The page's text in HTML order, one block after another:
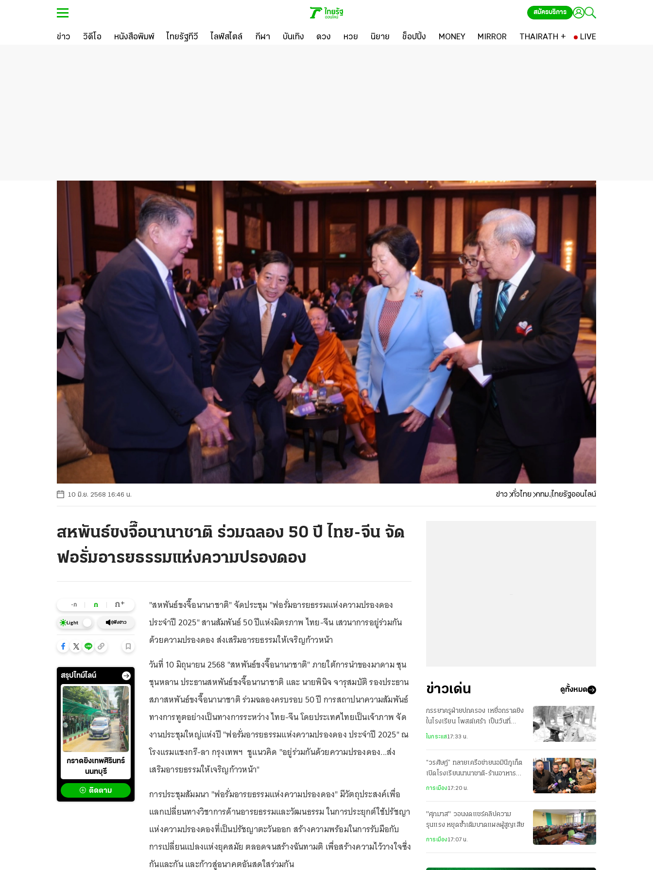
สมัครบริการ
ข่าว วิดีโอ หนังสือพิมพ์ ไทยรัฐทีวี ไลฟ์สไตล์ กีฬา บันเทิง ดวง หวย นิยาย ช็อปปิ้ง MONEY MIRROR THAIRATH + LIVE
10 มิ.ย. 2568 16:46 น. ข่าว ทั่วไทย กทม.ไทยรัฐออนไลน์
สหพันธ์ขงจื๊อนานาชาติ ร่วมฉลอง 50 ปี ไทย-จีน จัด
ฟอรั่มอารยธรรมแห่งความปรองดอง
-ก ก ก+
Light ฟังข่าว
สรุปไทม์ไลน์
กราดยิงเทพศิรินทร์
นนทบุรี
ติดตาม
"สหพันธ์ขงจื๊อนานาชาติ" จัดประชุม "ฟอรั่มอารยธรรมแห่งความปรองดอง
ประจำปี 2025" สานสัมพันธ์ 50 ปีแห่งมิตรภาพ ไทย-จีน เสวนาการอยู่ร่วมกัน
ด้วยความปรองดอง ส่งเสริมอารยธรรมให้เจริญก้าวหน้า
วันที่ 10 มิถุนายน 2568 "สหพันธ์ขงจื๊อนานาชาติ" ภายใต้การนำของมาดาม ซุน
ชุนหลาน ประธานสหพันธ์ขงจื๊อนานาชาติ และ นายพินิจ จารุสมบัติ รองประธาน
สภาสหพันธ์ขงจื๊อนานาชาติ ร่วมฉลองครบรอบ 50 ปี การสถาปนาความสัมพันธ์
ทางการทูตอย่างเป็นทางการระหว่าง ไทย-จีน โดยประเทศไทยเป็นเจ้าภาพ จัด
งานประชุมใหญ่แห่งปี "ฟอรั่มอารยธรรมแห่งความปรองดอง ประจำปี 2025" ณ
โรงแรมแชงกรี-ลา กรุงเทพฯ ชูแนวคิด "อยู่ร่วมกันด้วยความปรองดอง...ส่ง
เสริมอารยธรรมให้เจริญก้าวหน้า"
การประชุมสัมมนา "ฟอรั่มอารยธรรมแห่งความปรองดอง" มีวัตถุประสงค์เพื่อ
แลกเปลี่ยนทางวิชาการด้านอารยธรรมและวัฒนธรรม ในการประยุกต์ใช้ปรัชญา
แห่งความปรองดองที่เป็นปรัชญาตะวันออก สร้างความพร้อมในการรับมือกับ
การเปลี่ยนแปลงแห่งยุคสมัย ตลอดจนสร้างฉันทามติ เพื่อสร้างความไว้วางใจซึ่ง
กันและกัน และก้าวสู่อนาคตอันสดใสร่วมกัน
ข่าวเด่น ดูทั้งหมด
ภรรยาครูฝ่ายปกครอง เหยื่อกราดยิง
ในโรงเรียน โพสต์เศร้า เป็นวันที่
ใจแตกสลายที่สุด
ในกระแส17:33 น.
“วรศิษฎ์” ทลายเครือข่ายนอมินีภูเก็ต
เปิดโรงเรียนนานาชาติ-ร้านอาหาร
พบ 361 บริษัทฮุบที่ดินผิดกฎหมาย
การเมือง17:20 น.
"ศุภมาส" วอนงดแชร์คลิปความ
รุนแรง หยุดซ้ำเติมบาดแผลผู้สูญเสีย
การเมือง17:07 น.